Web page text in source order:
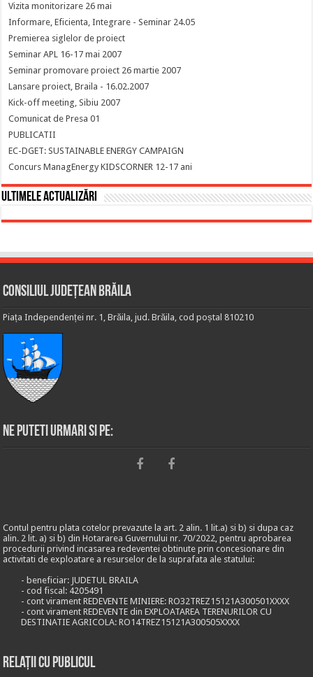
Vizita monitorizare 26 mai
Informare, Eficienta, Integrare - Seminar 24.05
Premierea siglelor de proiect
Seminar APL 16-17 mai 2007
Seminar promovare proiect 26 martie 2007
Lansare proiect, Braila - 16.02.2007
Kick-off meeting, Sibiu 2007
Comunicat de Presa 01
PUBLICATII
EC-DGET: SUSTAINABLE ENERGY CAMPAIGN
Concurs ManagEnergy KIDSCORNER 12-17 ani
Ultimele actualizări
Consiliul Județean Brăila
Piața Independenței nr. 1, Brăila, jud. Brăila, cod poștal 810210
Ne puteti urmari si pe:
Contul pentru plata cotelor prevazute la art. 2 alin. 1 lit.a) si b) si dupa caz
alin. 2 lit. a) si b) din Hotararea Guvernului nr. 70/2022, pentru aprobarea
procedurii privind incasarea redeventei obtinute prin concesionare din
activitati de exploatare a resurselor de la suprafata ale statului:
- beneficiar: JUDETUL BRAILA
- cod fiscal: 4205491
- cont virament REDEVENTE MINIERE: RO32TREZ15121A300501XXXX
- cont virament REDEVENTE din EXPLOATAREA TERENURILOR CU
DESTINATIE AGRICOLA: RO14TREZ15121A300505XXXX
Relații cu publicul